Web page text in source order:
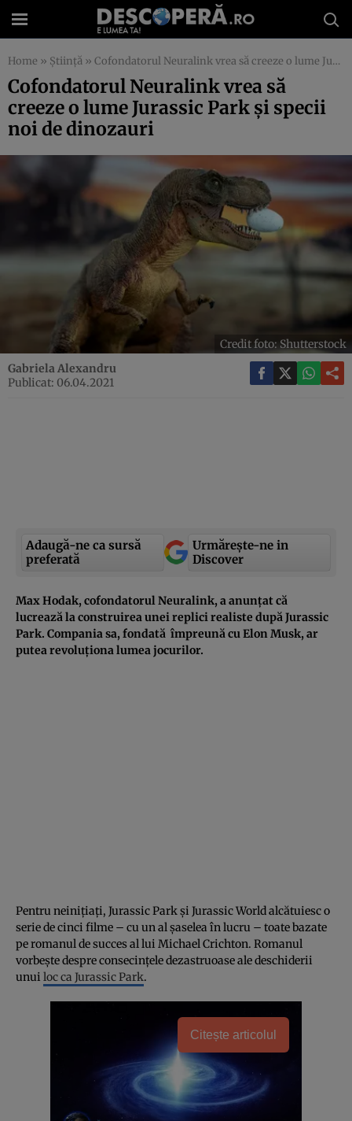
Home » Știință » Cofondatorul Neuralink vrea să creeze o lume Jurassic Park și specii noi de dinozauri
Cofondatorul Neuralink vrea să
creeze o lume Jurassic Park și specii
noi de dinozauri
Credit foto: Shutterstock
Gabriela Alexandru
Publicat: 06.04.2021
Adaugă-ne ca sursă
preferată
Urmărește-ne in
Discover
Max Hodak, cofondatorul Neuralink, a anunțat că
lucrează la construirea unei replici realiste după Jurassic
Park. Compania sa, fondată împreună cu Elon Musk, ar
putea revoluționa lumea jocurilor.
Pentru neinițiați, Jurassic Park și Jurassic World alcătuiesc o
serie de cinci filme – cu un al șaselea în lucru – toate bazate
pe romanul de succes al lui Michael Crichton. Romanul
vorbește despre consecințele dezastruoase ale deschiderii
unui loc ca Jurassic Park.
Citește articolul